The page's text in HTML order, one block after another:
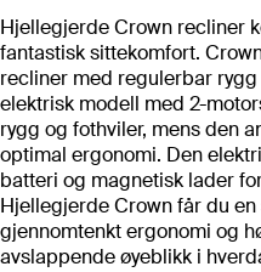
Hjellegjerde Crown recliner
fantastisk sittekomfort.
recliner med regulerbar
elektrisk modell med 2-
rygg og fothviler, mens den
optimal ergonomi. Den
batteri og magnetisk lader
Hjellegjerde Crown får du
gjennomtenkt ergonomi og
avslappende øyeblikk i